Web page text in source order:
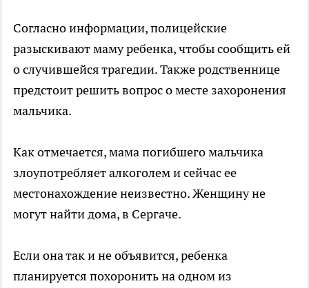
Согласно информации, полицейские
разыскивают маму ребенка, чтобы сообщить ей
о случившейся трагедии. Также родственнице
предстоит решить вопрос о месте захоронения
мальчика.
Как отмечается, мама погибшего мальчика
злоупотребляет алкоголем и сейчас ее
местонахождение неизвестно. Женщину не
могут найти дома, в Сергаче.
Если она так и не объявится, ребенка
планируется похоронить на одном из